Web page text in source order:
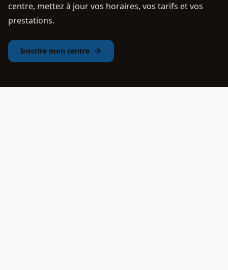
centre, mettez à jour vos horaires, vos tarifs et vos
prestations.
Inscrire mon centre